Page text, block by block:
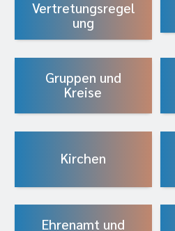
Vertretungsregel
ung
Gruppen und
Kreise
Kirchen
Ehrenamt und